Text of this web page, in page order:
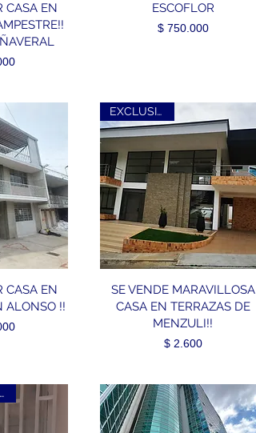
CASA EN
ESCOFLOR
Precio
$ 750.000
CASA EN
ALONSO !!
EXCLUSIVO!!!
SE VENDE MARAVILLOSA
CASA EN TERRAZAS DE
MENZULI!!
Precio
$ 2.600
MEJORAS PUBLICAS !!!